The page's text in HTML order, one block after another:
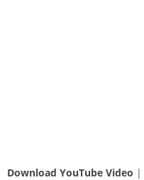
Download YouTube Video |